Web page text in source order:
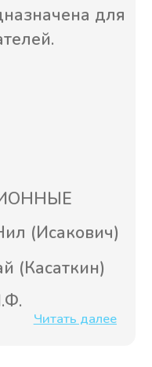
в
то
в